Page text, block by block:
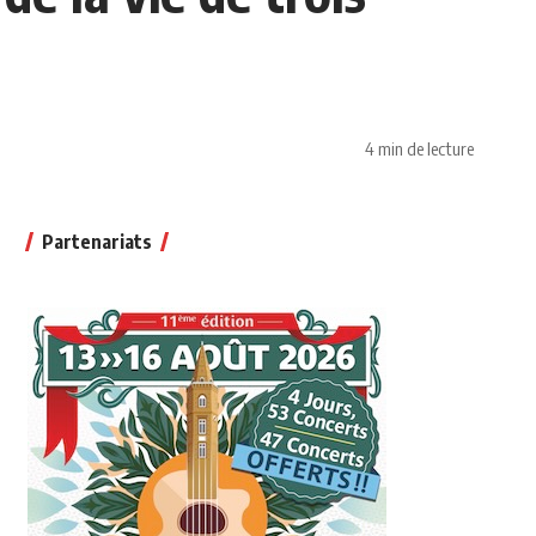
4 min de lecture
Partenariats